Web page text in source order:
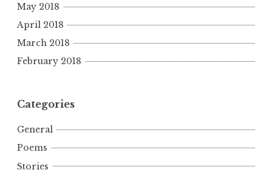
May 2018
April 2018
March 2018
February 2018
Categories
General
Poems
Stories